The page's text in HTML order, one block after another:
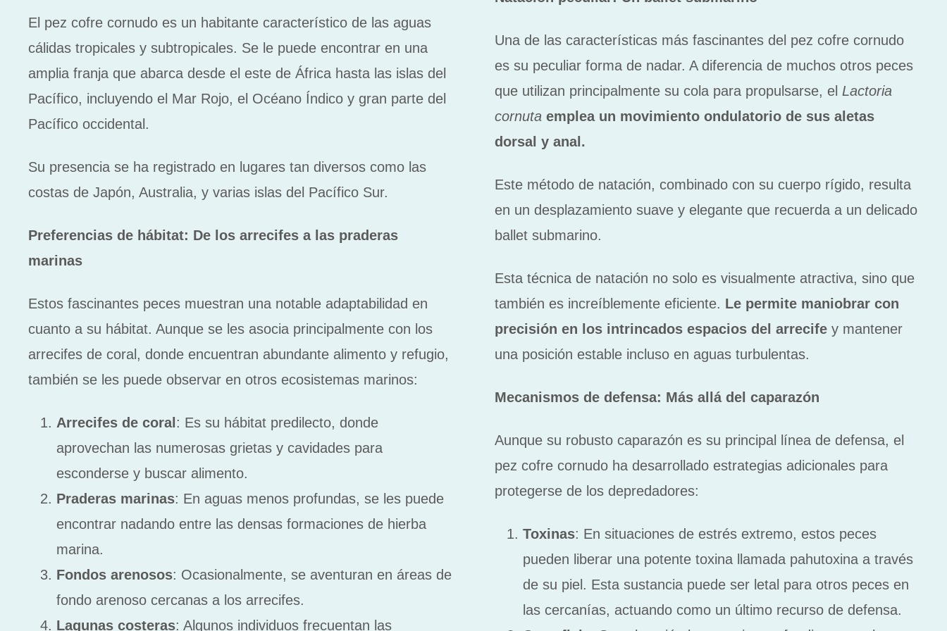
El pez cofre cornudo es un habitante característico de las aguas
cálidas tropicales y subtropicales. Se le puede encontrar en una
amplia franja que abarca desde el este de África hasta las islas del
Pacífico, incluyendo el Mar Rojo, el Océano Índico y gran parte del
Pacífico occidental.
Su presencia se ha registrado en lugares tan diversos como las
costas de Japón, Australia, y varias islas del Pacífico Sur.
Preferencias de hábitat: De los arrecifes a las praderas
marinas
Estos fascinantes peces muestran una notable adaptabilidad en
cuanto a su hábitat. Aunque se les asocia principalmente con los
arrecifes de coral, donde encuentran abundante alimento y refugio,
también se les puede observar en otros ecosistemas marinos:
Arrecifes de coral : Es su hábitat predilecto, donde
aprovechan las numerosas grietas y cavidades para
esconderse y buscar alimento.
Praderas marinas: En aguas menos profundas, se les puede
encontrar nadando entre las densas formaciones de hierba
marina.
Fondos arenosos: Ocasionalmente, se aventuran en áreas de
fondo arenoso cercanas a los arrecifes.
Lagunas costeras: Algunos individuos frecuentan las
Una de las características más fascinantes del pez cofre cornudo
es su peculiar forma de nadar. A diferencia de muchos otros peces
que utilizan principalmente su cola para propulsarse, el Lactoria
cornuta emplea un movimiento ondulatorio de sus aletas
dorsal y anal.
Este método de natación, combinado con su cuerpo rígido, resulta
en un desplazamiento suave y elegante que recuerda a un delicado
ballet submarino.
Esta técnica de natación no solo es visualmente atractiva, sino que
también es increíblemente eficiente. Le permite maniobrar con
precisión en los intrincados espacios del arrecife y mantener
una posición estable incluso en aguas turbulentas.
Mecanismos de defensa: Más allá del caparazón
Aunque su robusto caparazón es su principal línea de defensa, el
pez cofre cornudo ha desarrollado estrategias adicionales para
protegerse de los depredadores:
Toxinas: En situaciones de estrés extremo, estos peces
pueden liberar una potente toxina llamada pahutoxina a través
de su piel. Esta sustancia puede ser letal para otros peces en
las cercanías, actuando como un último recurso de defensa.